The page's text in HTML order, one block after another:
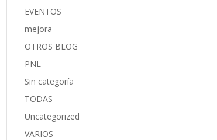
EVENTOS
mejora
OTROS BLOG
PNL
Sin categoría
TODAS
Uncategorized
VARIOS